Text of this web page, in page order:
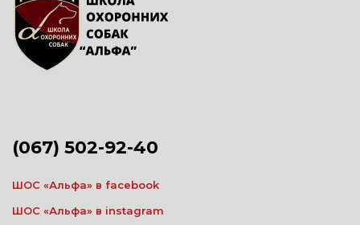
(067) 502-92-40
ШОС «Альфа» в facebook
ШОС «Альфа» в instagram